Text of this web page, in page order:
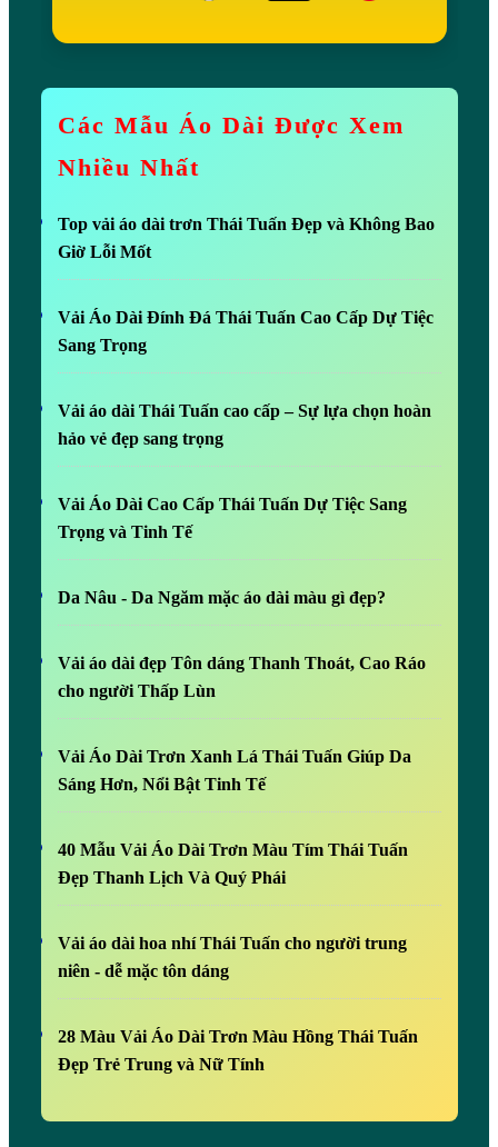
Các Mẫu Áo Dài Được Xem
Nhiều Nhất
Top vải áo dài trơn Thái Tuấn Đẹp và Không Bao
Giờ Lỗi Mốt
Vải Áo Dài Đính Đá Thái Tuấn Cao Cấp Dự Tiệc
Sang Trọng
Vải áo dài Thái Tuấn cao cấp – Sự lựa chọn hoàn
hảo vẻ đẹp sang trọng
Vải Áo Dài Cao Cấp Thái Tuấn Dự Tiệc Sang
Trọng và Tinh Tế
Da Nâu - Da Ngăm mặc áo dài màu gì đẹp?
Vải áo dài đẹp Tôn dáng Thanh Thoát, Cao Ráo
cho người Thấp Lùn
Vải Áo Dài Trơn Xanh Lá Thái Tuấn Giúp Da
Sáng Hơn, Nổi Bật Tinh Tế
40 Mẫu Vải Áo Dài Trơn Màu Tím Thái Tuấn
Đẹp Thanh Lịch Và Quý Phái
Vải áo dài hoa nhí Thái Tuấn cho người trung
niên - dễ mặc tôn dáng
28 Màu Vải Áo Dài Trơn Màu Hồng Thái Tuấn
Đẹp Trẻ Trung và Nữ Tính